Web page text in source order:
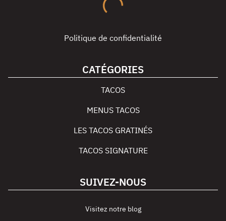
Politique de confidentialité
CATÉGORIES
TACOS
MENUS TACOS
LES TACOS GRATINÉS
TACOS SIGNATURE
SUIVEZ-NOUS
Visitez notre blog